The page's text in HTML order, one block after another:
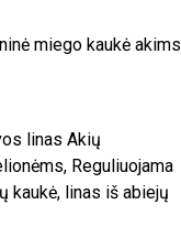
miego kaukė akims